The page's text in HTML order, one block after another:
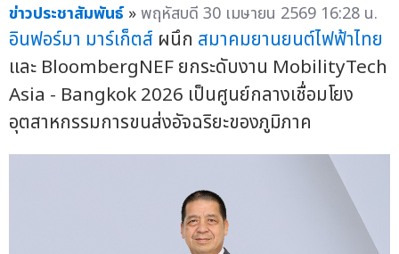
ข่าวประชาสัมพันธ์ »พฤหัสบดี 30 เมษายน 2569 16:28 น.
อินฟอร์มา มาร์เก็ตส์ ผนึก สมาคมยานยนต์ไฟฟ้าไทย
และ BloombergNEF ยกระดับงาน MobilityTech
Asia - Bangkok 2026 เป็นศูนย์กลางเชื่อมโยง
อุตสาหกรรมการขนส่งอัจฉริยะของภูมิภาค